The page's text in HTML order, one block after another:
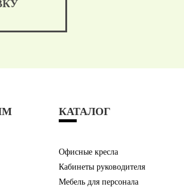
КАТАЛОГ
Офисные кресла
Кабинеты руководителя
Мебель для персонала